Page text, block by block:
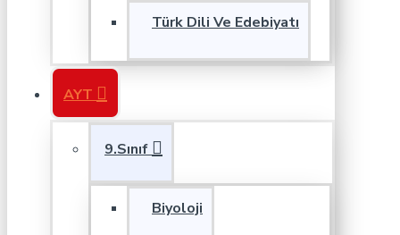
Türk Dili Ve Edebiyatı
AYT
9.Sınıf
Biyoloji